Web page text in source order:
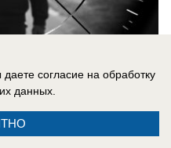
согласие на обработку
данных.